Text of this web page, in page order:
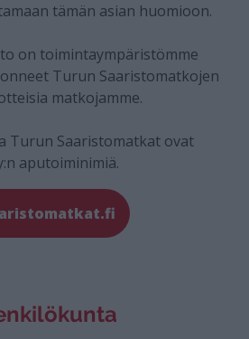
tämän asian huomioon.
on toimintaympäristömme
Turun Saaristomatkojen
matkojamme.
Turun Saaristomatkat ovat
aputoiminimiä.